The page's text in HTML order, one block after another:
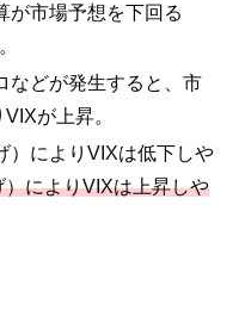
が市場予想を下回る
などが発生すると、市
が上昇。
）によりVIXは低下しや
によりVIXは上昇しや